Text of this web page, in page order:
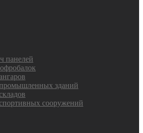
панелей
зданий
сооружений